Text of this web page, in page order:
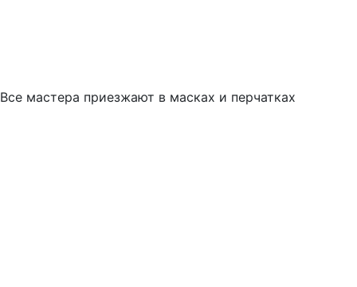
Все мастера приезжают в масках и перчатках